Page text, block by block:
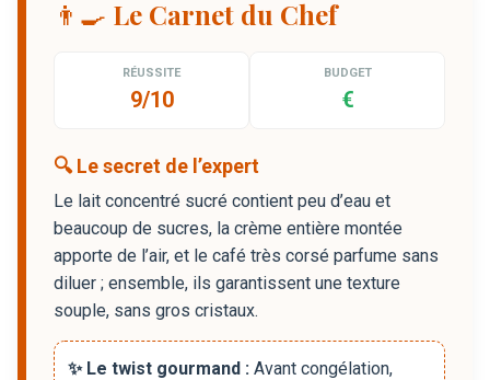
👨‍🍳 Le Carnet du Chef
RÉUSSITE
9/10
BUDGET
€
🔍 Le secret de l’expert
Le lait concentré sucré contient peu d’eau et
beaucoup de sucres, la crème entière montée
apporte de l’air, et le café très corsé parfume sans
diluer ; ensemble, ils garantissent une texture
souple, sans gros cristaux.
✨ Le twist gourmand : Avant congélation,